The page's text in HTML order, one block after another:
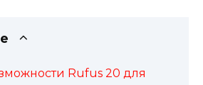
Rufus 20 для